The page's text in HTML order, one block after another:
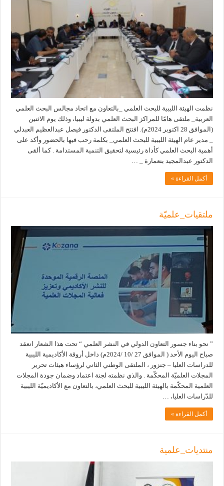
نظمت الهيئة الليبية للبحث العلمي _بالتعاون مع اتحاد مجالس البحث العلمي
العربية_ ملتقى هامًا للمراكز البحث العلمي بدولة ليبيا، وذلك يوم الاثنين
(الموافق 28 اكتوبر 2024م). افتتح الملتقى الدكتور فيصل عبدالعظيم العبدلي
_ مدير عام الهيئة الليبية للبحث العلمي_ بكلمة رحب فيها بالحضور وأكد على
أهمية البحث العلمي كأداة رئيسية لتحقيق التنمية المستدامة . كما ألقى
الدكتور عبدالمجيد بنعمارة _ …
أكمل القراءة »
ملتقيات_علميّة
” نحو بناء جسور التعاون الدولي في النشر العلمي “ تحت هذا الشعار انعقد
صباح اليوم الأحد ( الموافق 27 /10 /2024م) داخل أروقة الأكاديمية الليبية
للدراسات العليا – جنزور ، الملتقى الوطني الثاني لرؤساء هيئات تحرير
المجلات العلميّة المحكّمة . والذي نظمته لجنة اعتماد وضمان جودة المجلات
العلمية المحكّمة بالهيئة الليبية للبحث العلمي، بالتعاون مع الأكاديميّة الليبية
للدّراسات العليا، …
أكمل القراءة »
منتديات_علمية